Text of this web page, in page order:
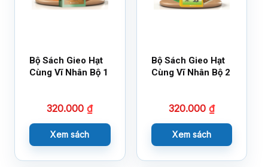
Bộ Sách Gieo Hạt
Cùng Vĩ Nhân Bộ 1
320.000₫
Xem sách
Bộ Sách Gieo Hạt
Cùng Vĩ Nhân Bộ 2
320.000 ₫
Xem sách